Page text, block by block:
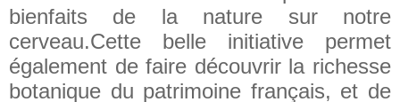
bienfaits de la nature sur notre
cerveau.Cette belle initiative permet
également de faire découvrir la richesse
botanique du patrimoine français, et de